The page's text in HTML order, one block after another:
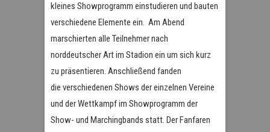
kleines Showprogramm einstudieren und bauten
verschiedene Elemente ein. Am Abend
marschierten alle Teilnehmer nach
norddeutscher Art im Stadion ein um sich kurz
zu präsentieren. Anschließend fanden
die verschiedenen Shows der einzelnen Vereine
und der Wettkampf im Showprogramm der
Show- und Marchingbands statt. Der Fanfaren